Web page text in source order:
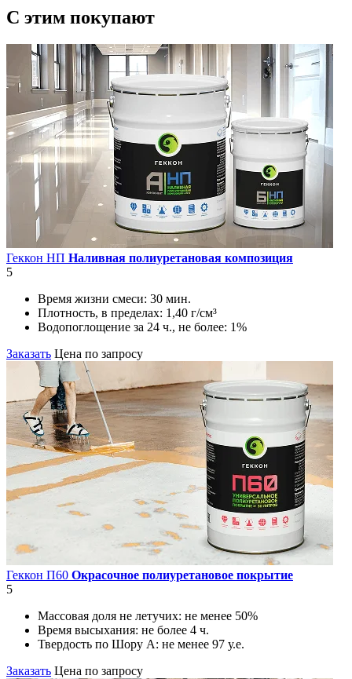
C этим покупают
Геккон НП Наливная полиуретановая композиция
5
Время жизни смеси: 30 мин.
Плотность, в пределах: 1,40 г/см³
Водопоглощение за 24 ч., не более: 1%
Заказать Цена по запросу
Геккон П60 Окрасочное полиуретановое покрытие
5
Массовая доля не летучих: не менее 50%
Время высыхания: не более 4 ч.
Твердость по Шору А: не менее 97 у.е.
Заказать Цена по запросу